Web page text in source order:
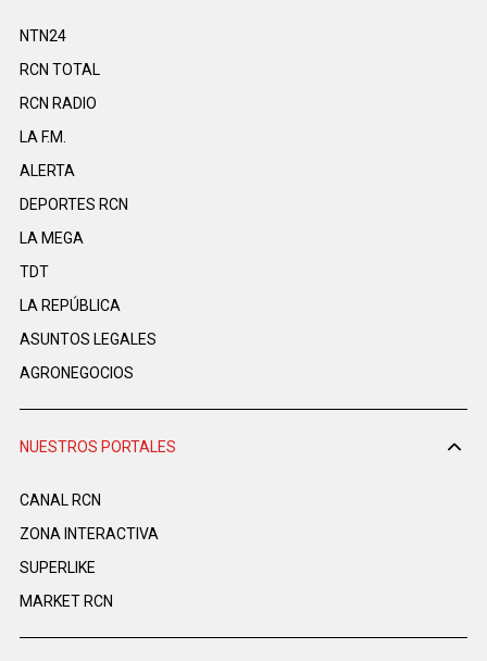
NTN24
RCN TOTAL
RCN RADIO
LA F.M.
ALERTA
DEPORTES RCN
LA MEGA
TDT
LA REPÚBLICA
ASUNTOS LEGALES
AGRONEGOCIOS
NUESTROS PORTALES
CANAL RCN
ZONA INTERACTIVA
SUPERLIKE
MARKET RCN